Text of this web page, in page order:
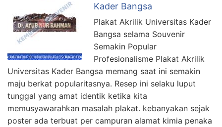
Kader Bangsa
Plakat Akrilik Universitas Kader
Bangsa selama Souvenir
Semakin Popular
Profesionalisme Plakat Akrilik
Universitas Kader Bangsa memang saat ini semakin
maju berkat popularitasnya. Resep ini selaku luput
tunggal yang amat identik ketika kita
memusyawarahkan masalah plakat. kebanyakan sejak
poster ada terbuat per campuran alamat kimia penaka